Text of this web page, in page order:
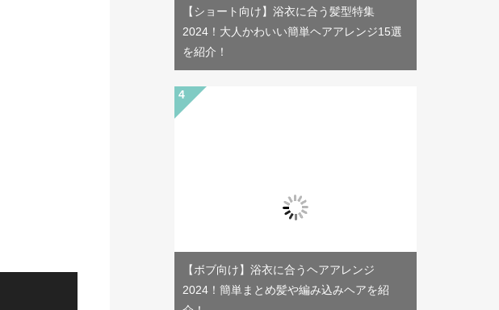
【ショート向け】浴衣に合う髪型特集
2024！大人かわいい簡単ヘアアレンジ15選
を紹介！
【ボブ向け】浴衣に合うヘアアレンジ
2024！簡単まとめ髪や編み込みヘアを紹